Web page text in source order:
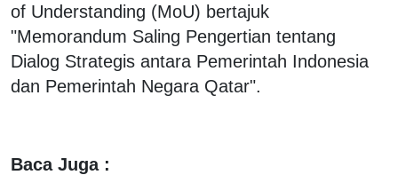
of Understanding (MoU) bertajuk
"Memorandum Saling Pengertian tentang
Dialog Strategis antara Pemerintah Indonesia
dan Pemerintah Negara Qatar".
Baca Juga :